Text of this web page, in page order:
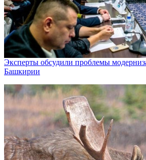
Эксперты обсудили проблемы
Башкирии